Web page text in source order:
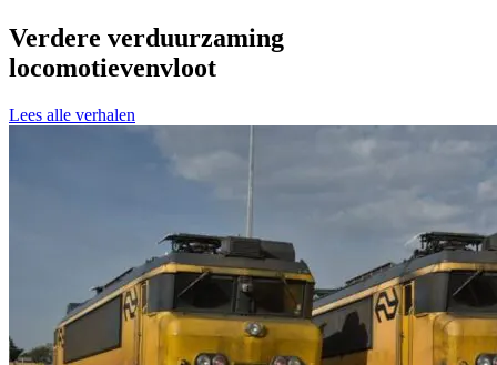
Verdere verduurzaming
locomotievenvloot
Lees alle verhalen